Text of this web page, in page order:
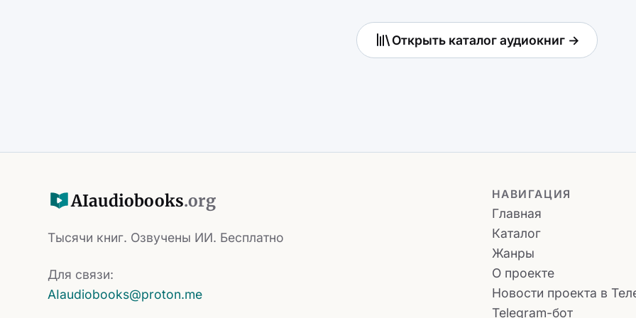
Открыть каталог аудиокниг →
AIaudiobooks.org
Тысячи книг. Озвучены ИИ. Бесплатно
Для связи:
AIaudiobooks@proton.me
НАВИГАЦИЯ
Главная
Каталог
Жанры
О проекте
Новости проекта в
Telegram-бот